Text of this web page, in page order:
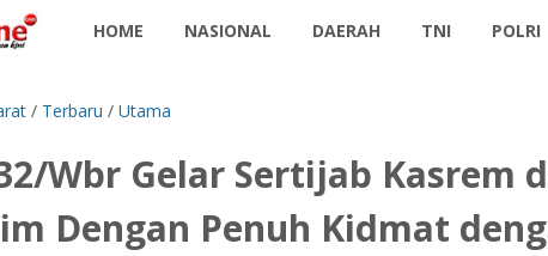
HOME NASIONAL DAERAH TNI POLRI
/ Terbaru / Utama
Wbr Gelar Sertijab Kasrem
Dengan Penuh Kidmat